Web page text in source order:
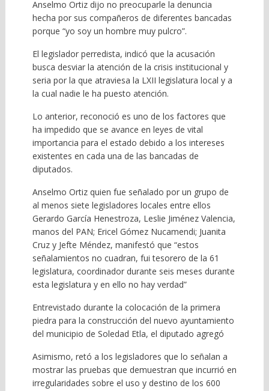
Anselmo Ortiz dijo no preocuparle la denuncia
hecha por sus compañeros de diferentes bancadas
porque “yo soy un hombre muy pulcro”.
El legislador perredista, indicó que la acusación
busca desviar la atención de la crisis institucional y
seria por la que atraviesa la LXII legislatura local y a
la cual nadie le ha puesto atención.
Lo anterior, reconoció es uno de los factores que
ha impedido que se avance en leyes de vital
importancia para el estado debido a los intereses
existentes en cada una de las bancadas de
diputados.
Anselmo Ortiz quien fue señalado por un grupo de
al menos siete legisladores locales entre ellos
Gerardo García Henestroza, Leslie Jiménez Valencia,
manos del PAN; Ericel Gómez Nucamendi; Juanita
Cruz y Jefte Méndez, manifestó que “estos
señalamientos no cuadran, fui tesorero de la 61
legislatura, coordinador durante seis meses durante
esta legislatura y en ello no hay verdad”
Entrevistado durante la colocación de la primera
piedra para la construcción del nuevo ayuntamiento
del municipio de Soledad Etla, el diputado agregó
Asimismo, retó a los legisladores que lo señalan a
mostrar las pruebas que demuestran que incurrió en
irregularidades sobre el uso y destino de los 600